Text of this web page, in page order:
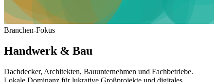
Branchen-Fokus
Handwerk & Bau
Dachdecker, Architekten, Bauunternehmen und Fachbetriebe.
Lokale Dominanz für lukrative Großprojekte und digitales